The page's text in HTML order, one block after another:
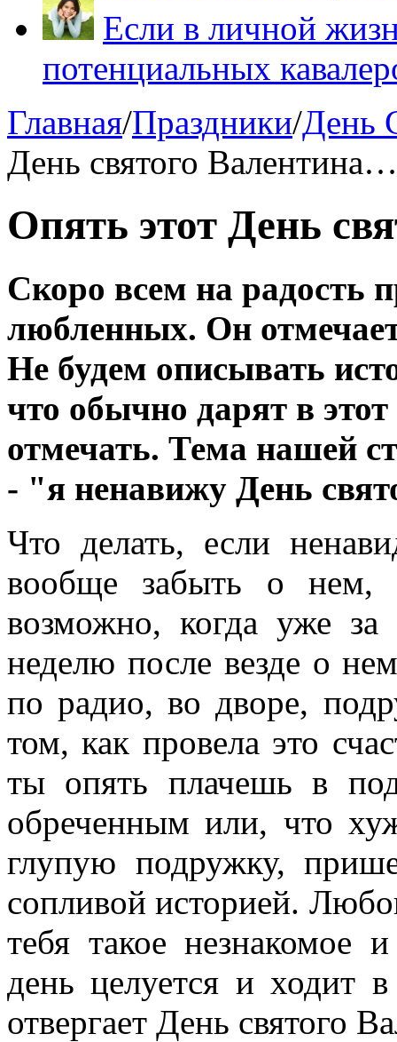
Если в личной
потенциальных
Главная/Праздники/День
День святого Валентина…
Опять этот День
Скоро всем на радость
любленных. Он
Не будем описывать
что обычно дарят в этот
отмечать. Тема нашей
- "я ненавижу День
Что делать, если
вообще забыть о нем,
возможно, когда уже
неделю после везде о
по радио, во дворе,
том, как провела это
ты опять плачешь в
обреченным или, что
глупую подружку,
сопливой историей.
тебя такое незнакомое
день целуется и ходит
отвергает День святого